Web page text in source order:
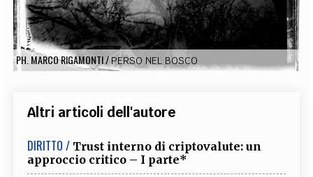
SOCIAL MEDIA
PH. MARCO RIGAMONTI/PERSO NEL BOSCO
Altri articoli dell'autore
DIRITTO / Trust interno di criptovalute: un
approccio critico – I parte*